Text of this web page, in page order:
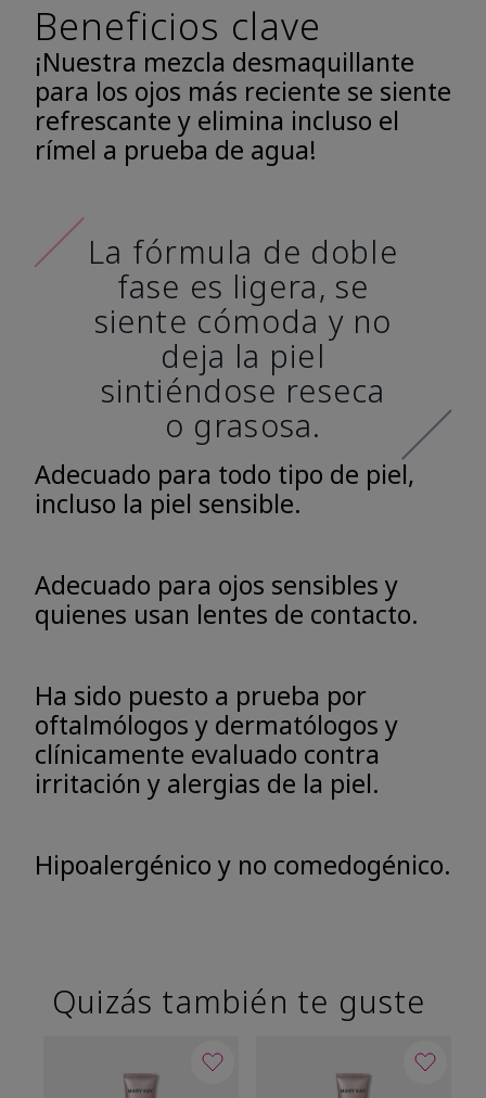
Beneficios clave
¡Nuestra mezcla desmaquillante
para los ojos más reciente se siente
refrescante y elimina incluso el
rímel a prueba de agua!
La fórmula de doble
fase es ligera, se
siente cómoda y no
deja la piel
sintiéndose reseca
o grasosa.
Adecuado para todo tipo de piel,
incluso la piel sensible.
Adecuado para ojos sensibles y
quienes usan lentes de contacto.
Ha sido puesto a prueba por
oftalmólogos y dermatólogos y
clínicamente evaluado contra
irritación y alergias de la piel.
Hipoalergénico y no comedogénico.
Quizás también te guste